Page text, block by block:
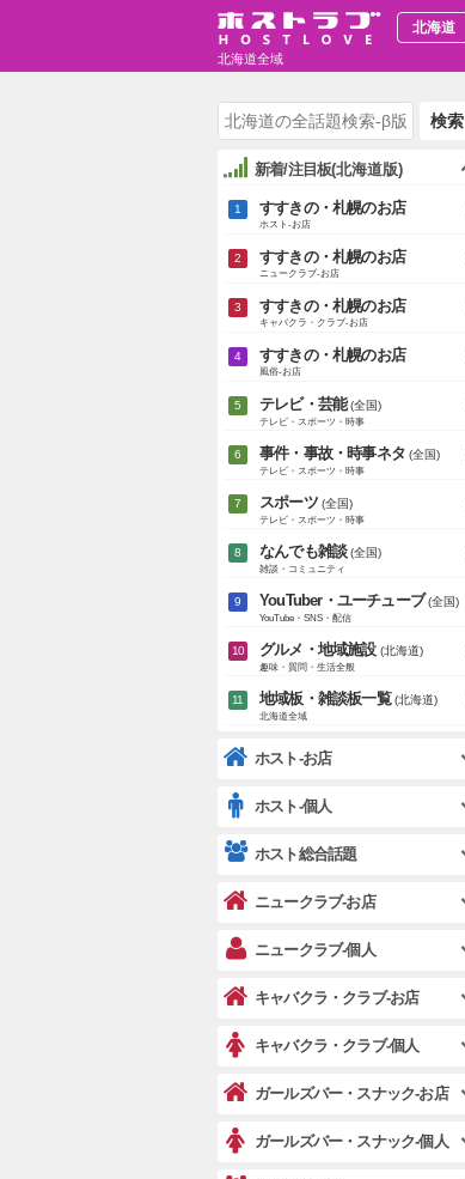
北海道
北海道全域
検索
新着/注目板(北海道版)
すすきの・札幌のお店
ホスト-お店
すすきの・札幌のお店
ニュークラブ-お店
すすきの・札幌のお店
キャバクラ・クラブ-お店
すすきの・札幌のお店
風俗-お店
テレビ・芸能 (全国)
テレビ・スポーツ・時事
事件・事故・時事ネタ (全国)
テレビ・スポーツ・時事
スポーツ (全国)
テレビ・スポーツ・時事
なんでも雑談 (全国)
雑談・コミュニティ
YouTuber・ユーチューブ (全国)
YouTube・SNS・配信
グルメ・地域施設 (北海道)
趣味・質問・生活全般
地域板・雑談板一覧 (北海道)
北海道全域
ホスト-お店
ホスト-個人
ホスト総合話題
ニュークラブ-お店
ニュークラブ-個人
キャバクラ・クラブ-お店
キャバクラ・クラブ-個人
ガールズバー・スナック-お店
ガールズバー・スナック-個人